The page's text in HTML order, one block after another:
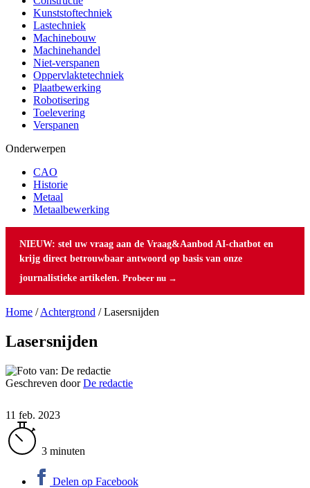
Kunststoftechniek
Lastechniek
Machinebouw
Machinehandel
Niet-verspanen
Oppervlaktetechniek
Plaatbewerking
Robotisering
Toelevering
Verspanen
Onderwerpen
CAO
Historie
Metaal
Metaalbewerking
NIEUW: stel uw vraag aan de Vraag&Aanbod AI-chatbot en
krijg direct betrouwbaar antwoord op basis van onze
journalistieke artikelen. Probeer nu →
Home /Achtergrond /Lasersnijden
Lasersnijden
Geschreven doorDe redactie
11 feb. 2023
3 minuten
Delen op Facebook